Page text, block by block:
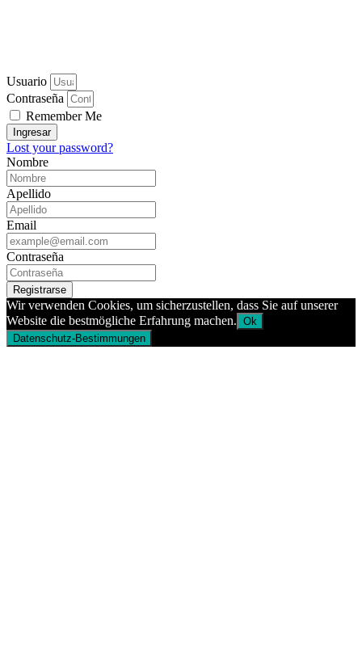
Usuario
Contraseña
Remember Me
Ingresar
Lost your password?
Nombre
Apellido
Email
Contraseña
Registrarse
Wir verwenden Cookies, um sicherzustellen, dass Sie auf unserer
Website die bestmögliche Erfahrung machen. Ok
Datenschutz-Bestimmungen